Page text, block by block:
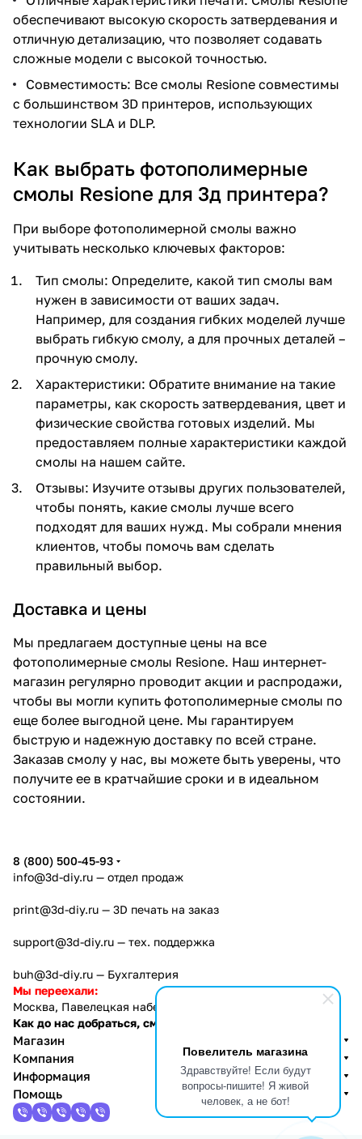
Повелитель магазина
Здравствуйте! Если будут
вопросы-пишите! Я живой
человек, а не бот!
обеспечивают высокую скорость затвердевания и
отличную детализацию, что позволяет содавать
сложные модели с высокой точностью.
Совместимость: Все смолы Resione совместимы
с большинством 3D принтеров, использующих
технологии SLA и DLP.
Как выбрать фотополимерные
смолы Resione для 3д принтера?
При выборе фотополимерной смолы важно
учитывать несколько ключевых факторов:
Тип смолы: Определите, какой тип смолы вам
нужен в зависимости от ваших задач.
Например, для создания гибких моделей лучше
выбрать гибкую смолу, а для прочных деталей –
прочную смолу.
Характеристики: Обратите внимание на такие
параметры, как скорость затвердевания, цвет и
физические свойства готовых изделий. Мы
предоставляем полные характеристики каждой
смолы на нашем сайте.
Отзывы: Изучите отзывы других пользователей,
чтобы понять, какие смолы лучше всего
подходят для ваших нужд. Мы собрали мнения
клиентов, чтобы помочь вам сделать
правильный выбор.
Доставка и цены
Мы предлагаем доступные цены на все
фотополимерные смолы Resione. Наш интернет-
магазин регулярно проводит акции и распродажи,
чтобы вы могли купить фотополимерные смолы по
еще более выгодной цене. Мы гарантируем
быструю и надежную доставку по всей стране.
Заказав смолу у нас, вы можете быть уверены, что
получите ее в кратчайшие сроки и в идеальном
состоянии.
8 (800) 500-45-93
info@3d-diy.ru — отдел продаж
print@3d-diy.ru — 3D печать на заказ
support@3d-diy.ru — тех. поддержка
buh@3d-diy.ru — Бухгалтерия
Мы переехали:
Москва, Павелецкая набережная, 2с1
Как до нас добраться, см. тут
Магазин
Компания
Информация
Помощь